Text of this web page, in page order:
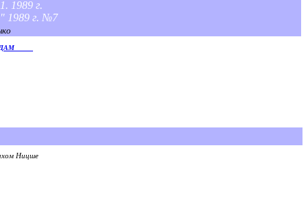
1989 г.
1989 г. №7
Ницше